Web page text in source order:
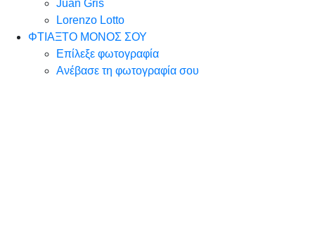
Juan Gris
Lorenzo Lotto
ΦΤΙΑΞΤΟ ΜΟΝΟΣ ΣΟΥ
Επίλεξε φωτογραφία
Ανέβασε τη φωτογραφία σου